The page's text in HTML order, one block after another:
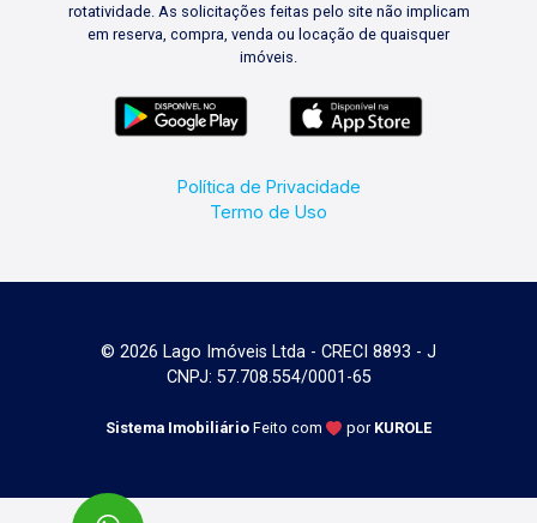
rotatividade. As solicitações feitas pelo site não implicam
em reserva, compra, venda ou locação de quaisquer
imóveis.
Política de Privacidade
Termo de Uso
© 2026 Lago Imóveis Ltda - CRECI 8893 - J
CNPJ: 57.708.554/0001-65
Sistema Imobiliário Feito com por KUROLE